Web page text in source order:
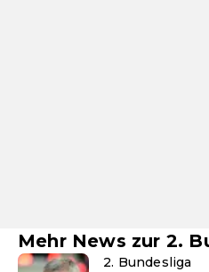
Mehr News zur 2.
2. Bundesliga